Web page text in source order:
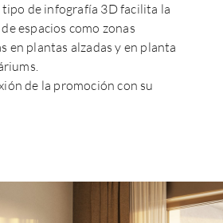
de infografía 3D facilita la
espacios como zonas
en plantas alzadas y en planta
de la promoción con su